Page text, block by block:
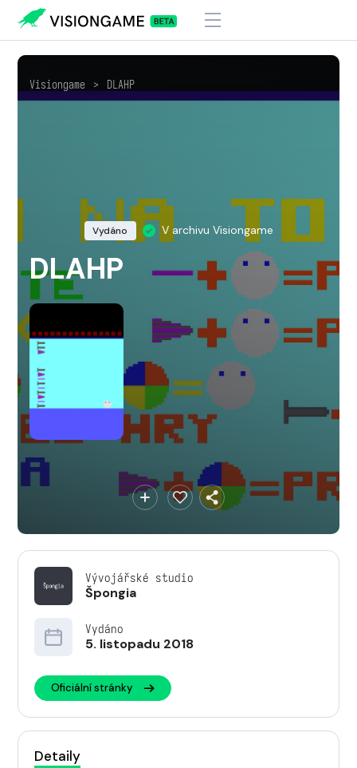
Visiongame > DLAHP
Vydáno V archivu Visiongame
DLAHP
Vývojářské studio
Špongia
Vydáno
5. listopadu 2018
Oficiální stránky
Detaily